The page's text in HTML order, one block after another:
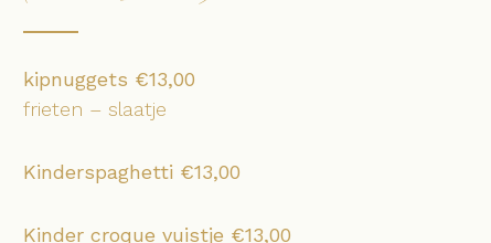
kipnuggets €13,00
frieten – slaatje
Kinderspaghetti €13,00
Kinder croque vuistje €13,00